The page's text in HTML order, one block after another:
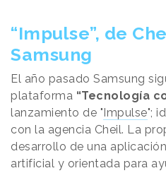
“Impulse”, de
Samsung
El año pasado Samsung
plataforma “Tecnología
lanzamiento de "Impulse";
con la agencia Cheil. La
desarrollo de una
artificial y orientada para